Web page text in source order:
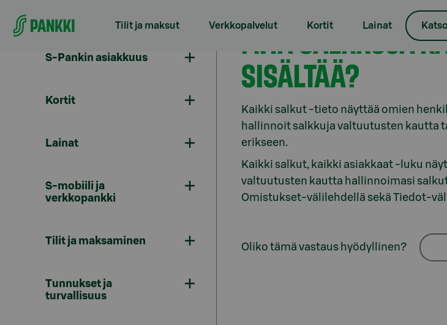
Tilit ja maksut Verkkopalvelut Kortit Lainat
S-Pankin asiakkuus
Kortit
Lainat
S-mobiili ja
verkkopankki
Tilit ja maksaminen
Tunnukset ja
turvallisuus
MITÄ SALKKUJA
SISÄLTÄÄ?
Kaikki salkut -tieto näyttää omien
hallinnoit salkkuja valtuutusten kautta
erikseen.
Kaikki salkut, kaikki asiakkaat -luku
valtuutusten kautta hallinnoimasi
Omistukset-välilehdellä sekä Tiedot-
Oliko tämä vastaus hyödyllinen?